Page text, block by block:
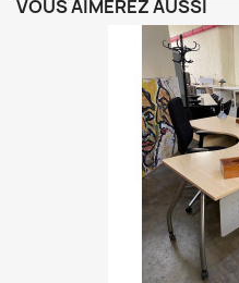
VOUS AIMEREZ AUSSI